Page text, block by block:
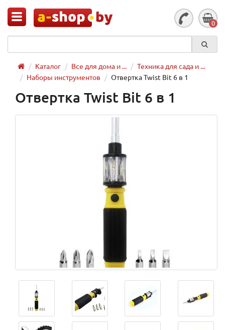
0
Каталог Все для дома и ...
Техника для сада и ...
Наборы инструментов
Отвертка Twist Bit 6 в 1
Отвертка Twist Bit 6 в 1